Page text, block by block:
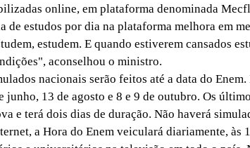
online, em plataforma denominada
de estudos por dia na plataforma melhora em
estudem. E quando estiverem cansados
aconselhou o ministro.
nacionais serão feitos até a data do Enem.
junho, 13 de agosto e 8 e 9 de outubro. Os
e terá dois dias de duração. Não haverá
a Hora do Enem veiculará diariamente, às